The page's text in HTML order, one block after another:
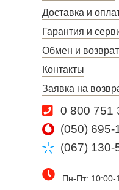
Доставка и
Гарантия и
Обмен и возврат
Контакты
Заявка на
0 800 751
(050) 695-
(067) 130-
Пн-Пт: 10:00-